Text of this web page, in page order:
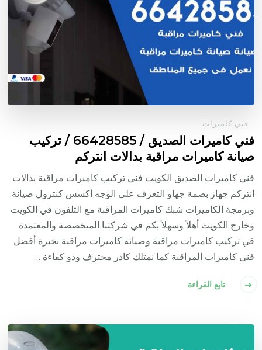
فني كاميرات
فني كاميرات الصديق / 66428585 / تركيب
صيانة كاميرات مراقبة بدالات انتركم
فني كاميرات الصديق الكويت فني تركيب كاميرات مراقبة بدالات
انتركم جهاز بصمة جهاو التعرف على الوجه أكسس كنترول صيانة
وبرمجة الكاميرات شبك كاميرات المراقبة مع التلفون في الكويت
وخارج الكويت أهلاً وسهلاً بكم في شركتنا المتخصصة والمعتمدة
في تركيب كاميرات مراقبة وصيانة كاميرات مراقبة بخبرة أفضل
فني كاميرات المراقبة كما نمتلك كادر محترف وذو كفاءة …
تابع القراءة